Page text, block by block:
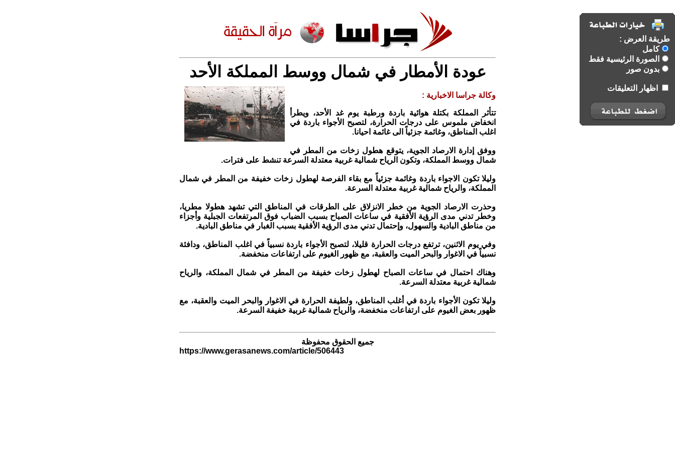
طريقة العرض :
كامل
الصورة الرئيسية فقط
بدون صور
اظهار التعليقات
عودة الأمطار في شمال ووسط المملكة الأحد
وكالة جراسا الاخبارية :
تتأثر المملكة بكتلة هوائية باردة ورطبة يوم غد الأحد، ويطرأ
انخفاض ملموس على درجات الحرارة، لتصبح الأجواء باردة في
اغلب المناطق، وغائمة جزئياً الى غائمة احيانا.
ووفق إدارة الارصاد الجوية، يتوقع هطول زخات من المطر في
شمال ووسط المملكة، وتكون الرياح شمالية غربية معتدلة السرعة تنشط على فترات.
وليلا تكون الاجواء باردة وغائمة جزئياً مع بقاء الفرصة لهطول زخات خفيفة من المطر في شمال
المملكة، والرياح شمالية غربية معتدلة السرعة.
وحذرت الارصاد الجوية من خطر الانزلاق على الطرقات في المناطق التي تشهد هطولا مطريا،
وخطر تدني مدى الرؤية الأفقية في ساعات الصباح بسبب الضباب فوق المرتفعات الجبلية وأجزاء
من مناطق البادية والسهول، وإحتمال تدني مدى الرؤية الأفقية بسبب الغبار في مناطق البادية.
وفي يوم الاثنين، ترتفع درجات الحرارة قليلا، لتصبح الأجواء باردة نسبياً في اغلب المناطق، ودافئة
نسبياً في الاغوار والبحر الميت والعقبة، مع ظهور الغيوم على ارتفاعات منخفضة.
وهناك احتمال في ساعات الصباح لهطول زخات خفيفة من المطر في شمال المملكة، والرياح
شمالية غربية معتدلة السرعة.
وليلا تكون الأجواء باردة في أغلب المناطق، ولطيفة الحرارة في الاغوار والبحر الميت والعقبة، مع
ظهور بعض الغيوم على ارتفاعات منخفضة، والرياح شمالية غربية خفيفة السرعة.
جميع الحقوق محفوظة
https://www.gerasanews.com/article/506443